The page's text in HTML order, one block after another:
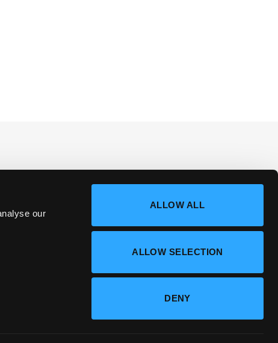
our
ALLOW ALL
ALLOW SELECTION
DENY